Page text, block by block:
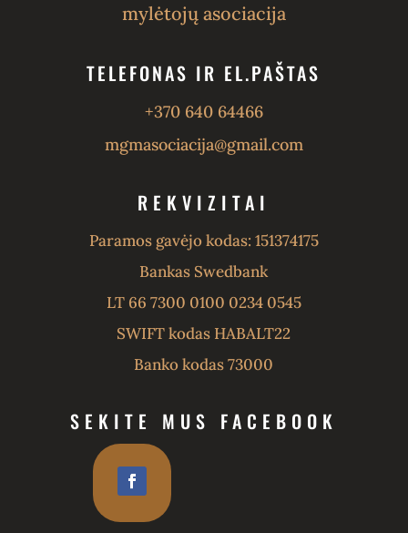
mylėtojų asociacija
TELEFONAS IR EL.PAŠTAS
+370 640 64466
mgmasociacija@gmail.com
REKVIZITAI
Paramos gavėjo kodas: 151374175
Bankas Swedbank
LT 66 7300 0100 0234 0545
SWIFT kodas HABALT22
Banko kodas 73000
SEKITE MUS FACEBOOK